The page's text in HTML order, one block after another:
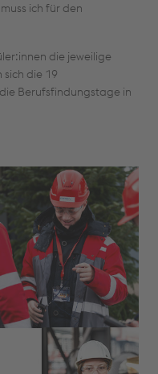
ich für den
die jeweilige
die 19
Berufsfindungstage in